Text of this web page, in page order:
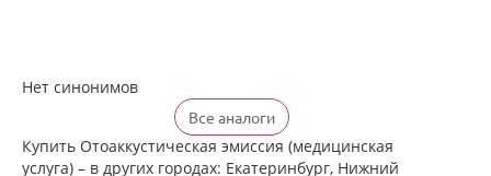
Нет синонимов
Все аналоги
Купить Отоаккустическая эмиссия (медицинская
услуга) – в других городах: Екатеринбург, Нижний